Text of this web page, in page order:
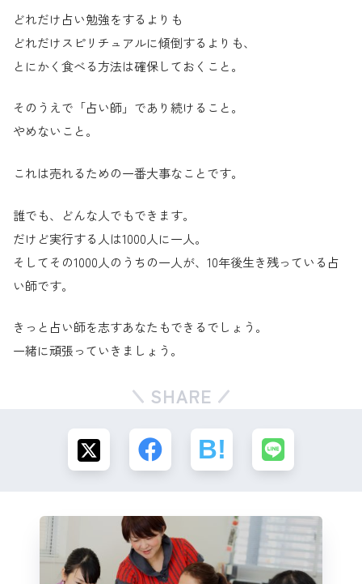
どれだけ占い勉強をするよりも
どれだけスピリチュアルに傾倒するよりも、
とにかく食べる方法は確保しておくこと。
そのうえで「占い師」であり続けること。
やめないこと。
これは売れるための一番大事なことです。
誰でも、どんな人でもできます。
だけど実行する人は1000人に一人。
そしてその1000人のうちの一人が、10年後生き残っている占
い師です。
きっと占い師を志すあなたもできるでしょう。
一緒に頑張っていきましょう。
SHARE